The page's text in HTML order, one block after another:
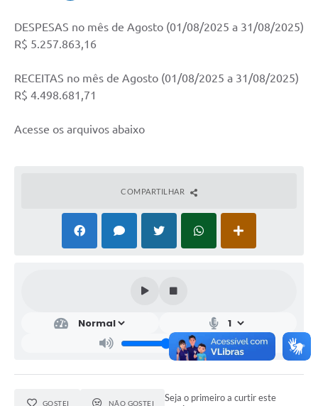
DESPESAS no mês de Agosto (01/08/2025 a 31/08/2025)
R$ 5.257.863,16
RECEITAS no mês de Agosto (01/08/2025 a 31/08/2025)
R$ 4.498.681,71
Acesse os arquivos abaixo
COMPARTILHAR
GOSTEI NÃO GOSTEI
Seja o primeiro a curtir este